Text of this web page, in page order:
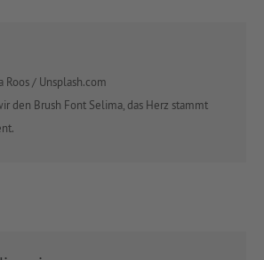
Roos / Unsplash.com
den Brush Font Selima, das Herz stammt